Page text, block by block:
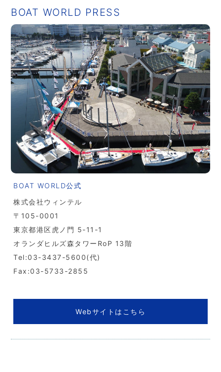
BOAT WORLD PRESS
BOAT WORLD公式
株式会社ウィンテル
〒105-0001
東京都港区虎ノ門 5-11-1
オランダヒルズ森タワーRoP 13階
Tel:03-3437-5600(代)
Fax:03-5733-2855
Webサイトはこちら